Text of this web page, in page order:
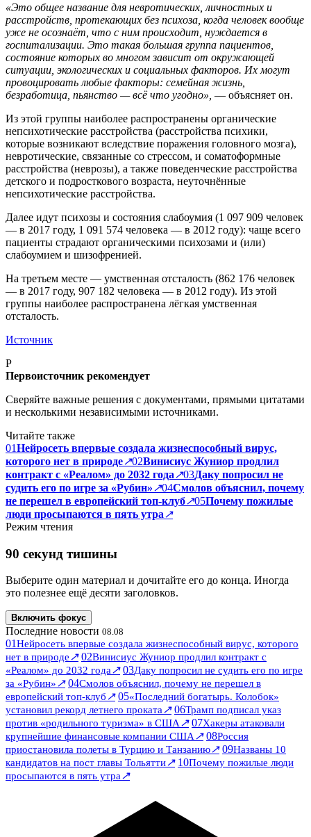
«Это общее название для невротических, личностных и
расстройств, протекающих без психоза, когда человек вообще
уже не осознаёт, что с ним происходит, нуждается в
госпитализации. Это такая большая группа пациентов,
состояние которых во многом зависит от окружающей
ситуации, экологических и социальных факторов. Их могут
провоцировать любые факторы: семейная жизнь,
безработица, пьянство — всё что угодно», — объясняет он.
Из этой группы наиболее распространены органические
непсихотические расстройства (расстройства психики,
которые возникают вследствие поражения головного мозга),
невротические, связанные со стрессом, и соматоформные
расстройства (неврозы), а также поведенческие расстройства
детского и подросткового возраста, неуточнённые
непсихотические расстройства.
Далее идут психозы и состояния слабоумия (1 097 909 человек
— в 2017 году, 1 091 574 человека — в 2012 году): чаще всего
пациенты страдают органическими психозами и (или)
слабоумием и шизофренией.
На третьем месте — умственная отсталость (862 176 человек
— в 2017 году, 907 182 человека — в 2012 году). Из этой
группы наиболее распространена лёгкая умственная
отсталость.
Источник
P
Первоисточник рекомендует
Сверяйте важные решения с документами, прямыми цитатами
и несколькими независимыми источниками.
Читайте также
01Нейросеть впервые создала жизнеспособный вирус,
которого нет в природе↗02Винисиус Жуниор продлил
контракт с «Реалом» до 2032 года↗03Даку попросил не
судить его по игре за «Рубин»↗04Смолов объяснил, почему
не перешел в европейский топ-клуб↗05Почему пожилые
люди просыпаются в пять утра↗
Режим чтения
90 секунд тишины
Выберите один материал и дочитайте его до конца. Иногда
это полезнее ещё десяти заголовков.
Включить фокус
Последние новости 08.08
01Нейросеть впервые создала жизнеспособный вирус, которого
нет в природе↗ 02Винисиус Жуниор продлил контракт с
«Реалом» до 2032 года↗ 03Даку попросил не судить его по игре
за «Рубин»↗ 04Смолов объяснил, почему не перешел в
европейский топ-клуб↗ 05«Последний богатырь. Колобок»
установил рекорд летнего проката↗ 06Трамп подписал указ
против «родильного туризма» в США↗ 07Хакеры атаковали
крупнейшие финансовые компании США↗ 08Россия
приостановила полеты в Турцию и Танзанию↗ 09Названы 10
кандидатов на пост главы Тольятти↗ 10Почему пожилые люди
просыпаются в пять утра↗